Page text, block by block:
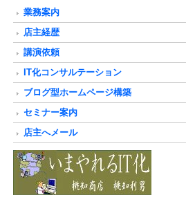
業務案内
店主経歴
講演依頼
IT化コンサルテーション
ブログ型ホームページ構築
セミナー案内
店主へメール